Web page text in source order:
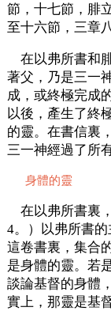
節，十七節，腓
至十六節，三章
在以弗所書和
著父，乃是三一
成，或終極完成
以後，產生了終
的靈。在書信裏
三一神經過了所
身體的靈
在以弗所書裏
4。）以弗所書
這卷書裏，集合
是身體的靈。若
談論基督的身體
實上，那靈是基